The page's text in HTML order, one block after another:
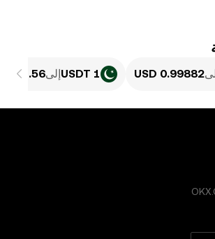
1 USDT إلى